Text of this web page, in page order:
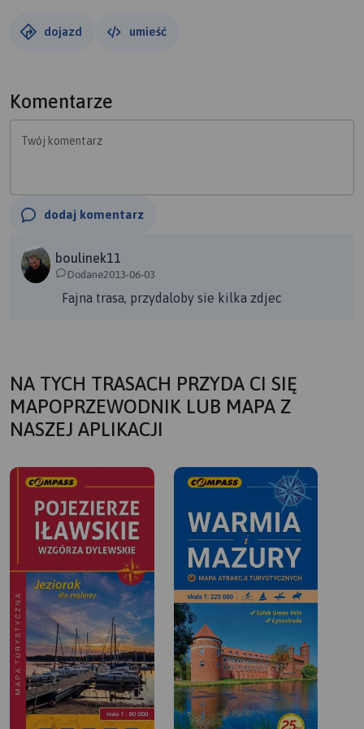
dojazd umieść
Komentarze
Twój komentarz
dodaj komentarz
boulinek11
Dodane2013-06-03
Fajna trasa, przydaloby sie kilka zdjec
NA TYCH TRASACH PRZYDA CI SIĘ
MAPOPRZEWODNIK LUB MAPA Z
NASZEJ APLIKACJI